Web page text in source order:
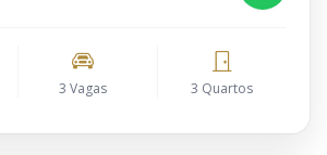
3 Vagas 3 Quartos